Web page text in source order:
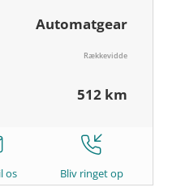
Automatgear
Rækkevidde
512 km
os Bliv ringet op